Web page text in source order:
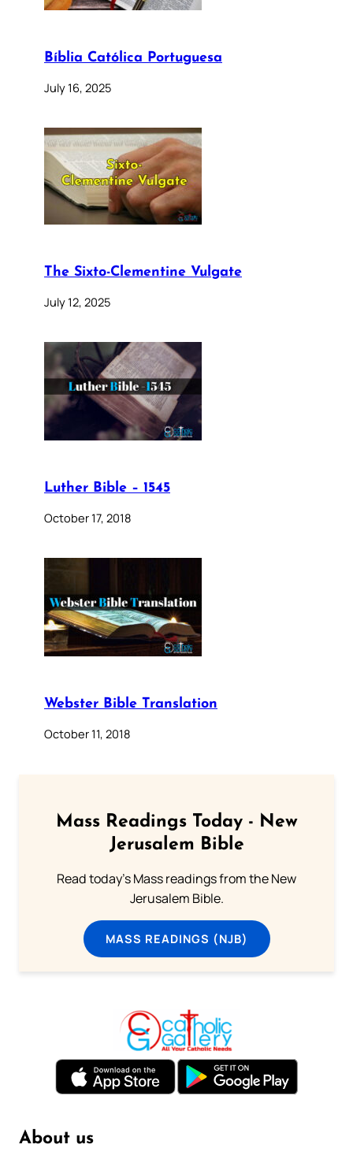
Bíblia Católica Portuguesa
July 16, 2025
The Sixto-Clementine Vulgate
July 12, 2025
Luther Bible – 1545
October 17, 2018
Webster Bible Translation
October 11, 2018
Mass Readings Today - New
Jerusalem Bible
Read today's Mass readings from the New
Jerusalem Bible.
MASS READINGS (NJB)
About us